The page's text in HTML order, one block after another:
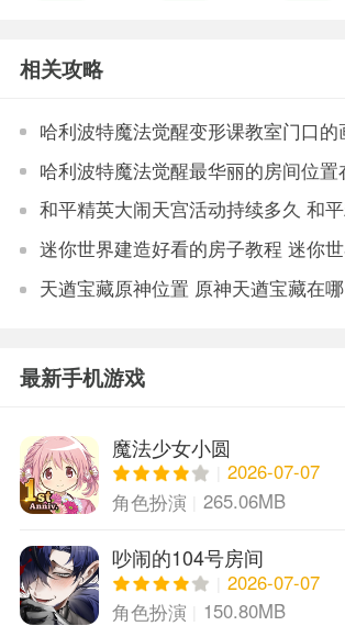
相关攻略
天遒宝藏原神位置 原神天遒宝藏在哪
最新手机游戏
魔法少女小圆
2026-07-07
角色扮演
265.06MB
吵闹的104号房间
2026-07-07
角色扮演
150.80MB